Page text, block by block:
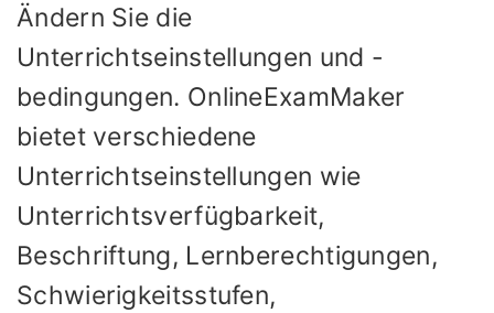
Ändern Sie die
Unterrichtseinstellungen und -
bedingungen. OnlineExamMaker
bietet verschiedene
Unterrichtseinstellungen wie
Unterrichtsverfügbarkeit,
Beschriftung, Lernberechtigungen,
Schwierigkeitsstufen,